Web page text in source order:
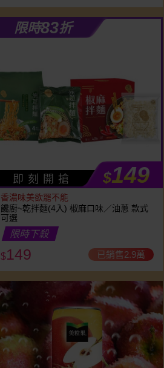
限時83折
即 刻 開 搶 $149
香濃味美欲罷不能
饞廚~乾拌麵(4入) 椒麻口味／油蔥 款式
可選
限時下殺
$149 已銷售2.9萬